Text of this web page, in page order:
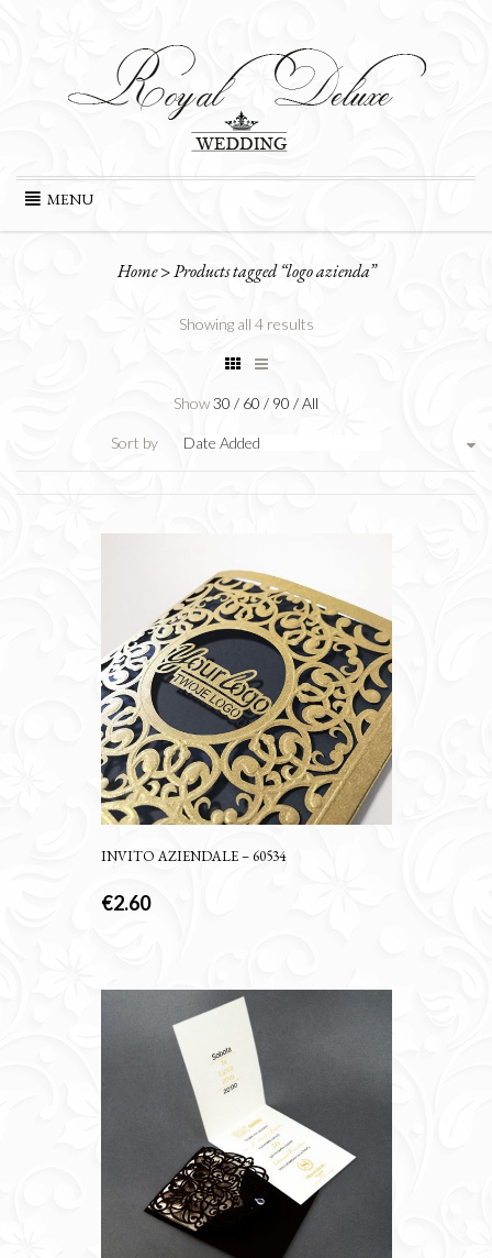
Skip
content
MENU
Home>Products tagged “logo azienda”
Showing all 4 results
Show30 / 60 / 90 /All
Sort by Date Added
INVITO AZIENDALE – 60534
€2.60